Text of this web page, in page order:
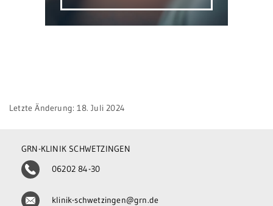
Letzte Änderung: 18. Juli 2024
GRN-KLINIK SCHWETZINGEN
06202 84-30
klinik-schwetzingen@grn.de